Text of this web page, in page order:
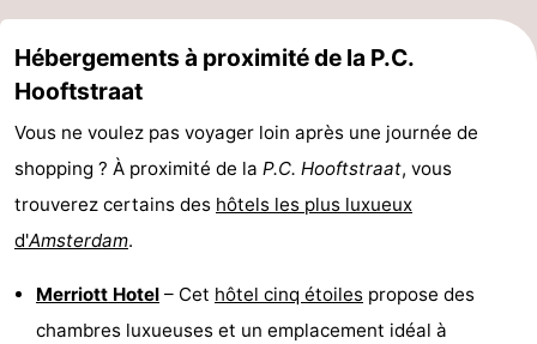
Hébergements à proximité de la P.C.
Hooftstraat
Vous ne voulez pas voyager loin après une journée de
shopping ? À proximité de la P.C. Hooftstraat, vous
trouverez certains des hôtels les plus luxueux
d'Amsterdam.
Merriott Hotel – Cet hôtel cinq étoiles propose des
chambres luxueuses et un emplacement idéal à